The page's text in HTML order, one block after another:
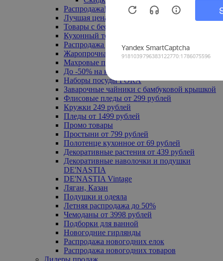
Распродажа! Ульяновск до -70%
Лучшая цена
Товары с бесплатной доставкой
Кухонный текстиль
Распродажа до -50%
Жаропрочная посуда
Махровые полотенца
До -50% на ковры
Наборы посуды FORA
Заварочные чайники с бамбуковой крышкой
Флисовые пледы от 299 рублей
Кружки 249 рублей
Пледы от 1499 рублей
Промо товары
Простыни от 799 рублей
Полотенце кухонное от 69 рублей
Декоративные растения от 439 рублей
Декоративные наволочки и подушки
DE'NASTIA
DE'NASTIA Vintage
Ляган, Казан
Подушки и одеяла
Летняя распродажа до 50%
Чемоданы от 3998 рублей
Подборки для ванной
Новогодние гирлянды
Распродажа новогодних елок
Распродажа новогодних товаров
Лидеры продаж